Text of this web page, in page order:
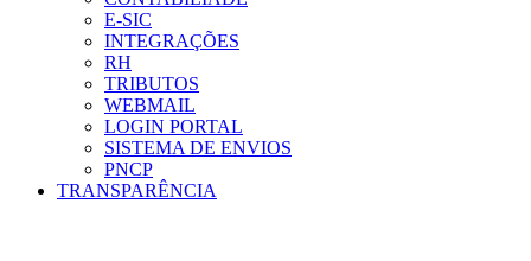
E-SIC
INTEGRAÇÕES
RH
TRIBUTOS
WEBMAIL
LOGIN PORTAL
SISTEMA DE ENVIOS
PNCP
TRANSPARÊNCIA